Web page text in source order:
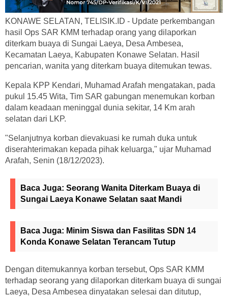
KONAWE SELATAN, TELISIK.ID - Update perkembangan
hasil Ops SAR KMM terhadap orang yang dilaporkan
diterkam buaya di Sungai Laeya, Desa Ambesea,
Kecamatan Laeya, Kabupaten Konawe Selatan. Hasil
pencarian, wanita yang diterkam buaya ditemukan tewas.
Kepala KPP Kendari, Muhamad Arafah mengatakan, pada
pukul 15.45 Wita, Tim SAR gabungan menemukan korban
dalam keadaan meninggal dunia sekitar, 14 Km arah
selatan dari LKP.
"Selanjutnya korban dievakuasi ke rumah duka untuk
diserahterimakan kepada pihak keluarga," ujar Muhamad
Arafah, Senin (18/12/2023).
Baca Juga: Seorang Wanita Diterkam Buaya di
Sungai Laeya Konawe Selatan saat Mandi
Baca Juga: Minim Siswa dan Fasilitas SDN 14
Konda Konawe Selatan Terancam Tutup
Dengan ditemukannya korban tersebut, Ops SAR KMM
terhadap seorang yang dilaporkan diterkam buaya di sungai
Laeya, Desa Ambesea dinyatakan selesai dan ditutup,